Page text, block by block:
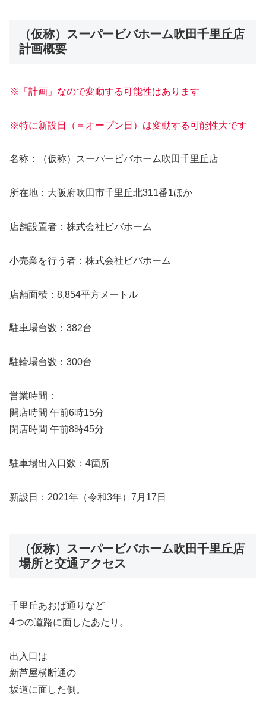
（仮称）スーパービバホーム吹田千里丘店
計画概要
※「計画」なので変動する可能性はあります
※特に新設日（＝オープン日）は変動する可能性大です
名称：（仮称）スーパービバホーム吹田千里丘店
所在地：大阪府吹田市千里丘北311番1ほか
店舗設置者：株式会社ビバホーム
小売業を行う者：株式会社ビバホーム
店舗面積：8,854平方メートル
駐車場台数：382台
駐輪場台数：300台
営業時間：
開店時間 午前6時15分
閉店時間 午前8時45分
駐車場出入口数：4箇所
新設日：2021年（令和3年）7月17日
（仮称）スーパービバホーム吹田千里丘店
場所と交通アクセス
千里丘あおば通りなど
4つの道路に面したあたり。
出入口は
新芦屋横断通の
坂道に面した側。